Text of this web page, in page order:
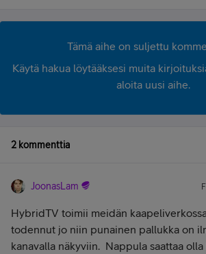
Tämä aihe on suljettu
Käytä hakua löytääksesi muita
aloita uusi aihe.
2 kommenttia
JoonasLam
HybridTV toimii meidän
todennut jo niin punainen pallukka on
kanavalla näkyviin. Nappula saattaa